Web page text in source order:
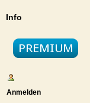
Info
Anmelden